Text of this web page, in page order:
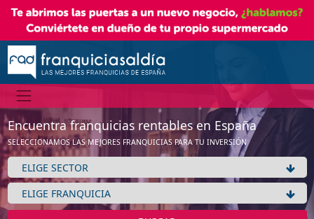
Encuentra franquicias rentables en España
SELECCIONAMOS LAS MEJORES FRANQUICIAS PARA TU INVERSIÓN